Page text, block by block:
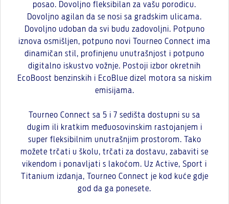
posao. Dovoljno fleksibilan za vašu porodicu.
Dovoljno agilan da se nosi sa gradskim ulicama.
Dovoljno udoban da svi budu zadovoljni. Potpuno
iznova osmišljen, potpuno novi Tourneo Connect ima
dinamičan stil, profinjenu unutrašnjost i potpuno
digitalno iskustvo vožnje. Postoji izbor okretnih
EcoBoost benzinskih i EcoBlue dizel motora sa niskim
emisijama.
Tourneo Connect sa 5 i 7 sedišta dostupni su sa
dugim ili kratkim međuosovinskim rastojanjem i
super fleksibilnim unutrašnjim prostorom. Tako
možete trčati u školu, trčati za dostavu, zabaviti se
vikendom i ponavljati s lakoćom. Uz Active, Sport i
Titanium izdanja, Tourneo Connect je kod kuće gdje
god da ga ponesete.